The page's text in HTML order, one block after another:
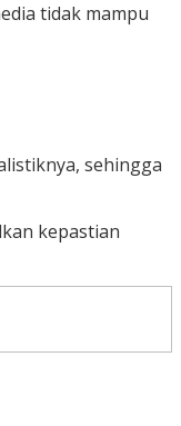
tidak mampu
sehingga
kepastian